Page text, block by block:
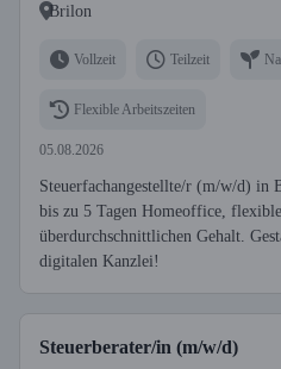
Brilon
Vollzeit Teilzeit
Flexible Arbeitszeiten
05.08.2026
Steuerfachangestellte/r (m/w/d) in
bis zu 5 Tagen Homeoffice,
überdurchschnittlichen Gehalt.
digitalen Kanzlei!
Steuerberater/in (m/w/d)